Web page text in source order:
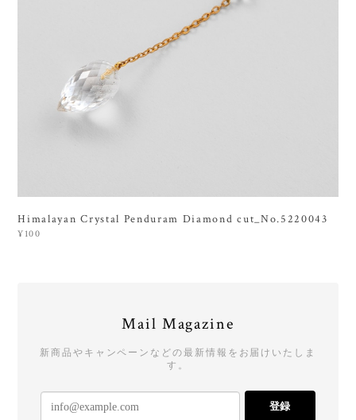
Himalayan Crystal Penduram Diamond cut_No.5220043
¥100
Mail Magazine
新商品やキャンペーンなどの最新情報をお届けいたしま
す。
登録